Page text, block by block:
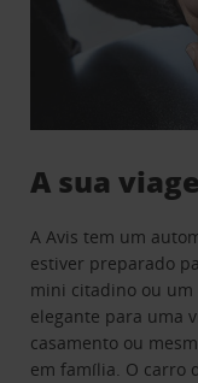
A sua
A Avis tem um
estiver preparado
mini citadino ou um
elegante para uma
casamento ou
em família. O carro